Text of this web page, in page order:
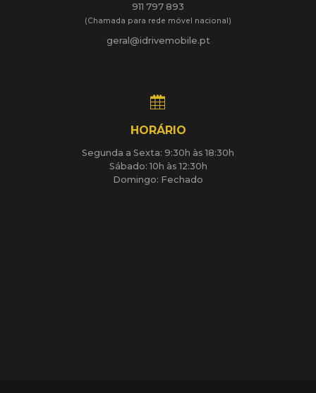
911 797 893
(Chamada para rede móvel nacional)
geral@idrivemobile.pt
HORÁRIO
Segunda a Sexta: 9:30h às 18:30h
Sábado: 10h às 12:30h
Domingo: Fechado